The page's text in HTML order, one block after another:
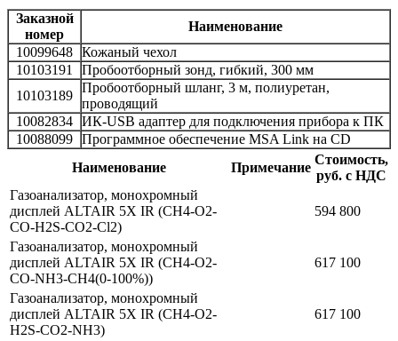
Заказной
номер
Наименование
10099648 Кожаный чехол
10103191
Пробоотборный зонд, гибкий, 300 мм
10103189
Пробоотборный шланг, 3 м, полиуретан,
проводящий
10082834 ИК-USB адаптер для подключения прибора к ПК
10088099 Программное обеспечение MSA Link на CD
Наименование
Примечание
Стоимость,
руб. с НДС
Газоанализатор, монохромный
дисплей ALTAIR 5X IR (CH4-O2-
CO-H2S-CO2-Cl2)
594 800
Газоанализатор, монохромный
дисплей ALTAIR 5X IR (CH4-O2-
CO-NH3-CH4(0-100%))
617 100
Газоанализатор, монохромный
дисплей ALTAIR 5X IR (CH4-O2-
H2S-CO2-NH3)
617 100